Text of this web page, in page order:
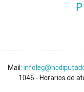
Mail:
1046 - Horarios de